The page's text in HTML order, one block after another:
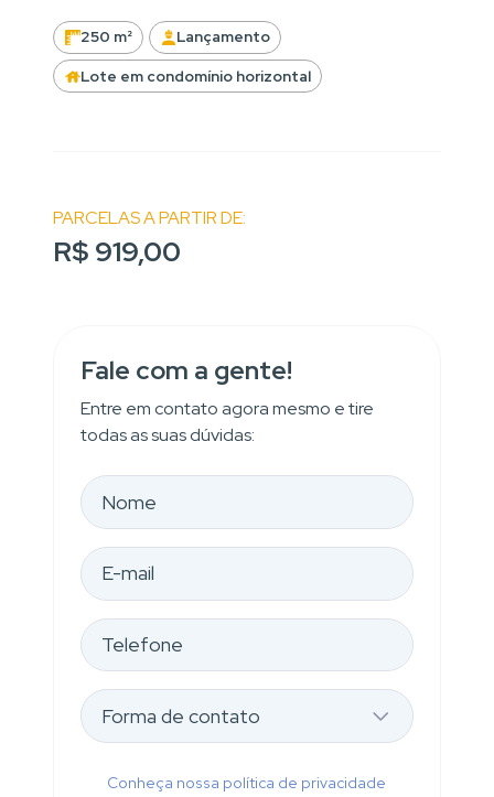
250 m²
Lançamento
Lote em condomínio horizontal
PARCELAS A PARTIR DE:
R$ 919,00
Fale com a gente!
Entre em contato agora mesmo e tire
todas as suas dúvidas:
Conheça nossa política de privacidade